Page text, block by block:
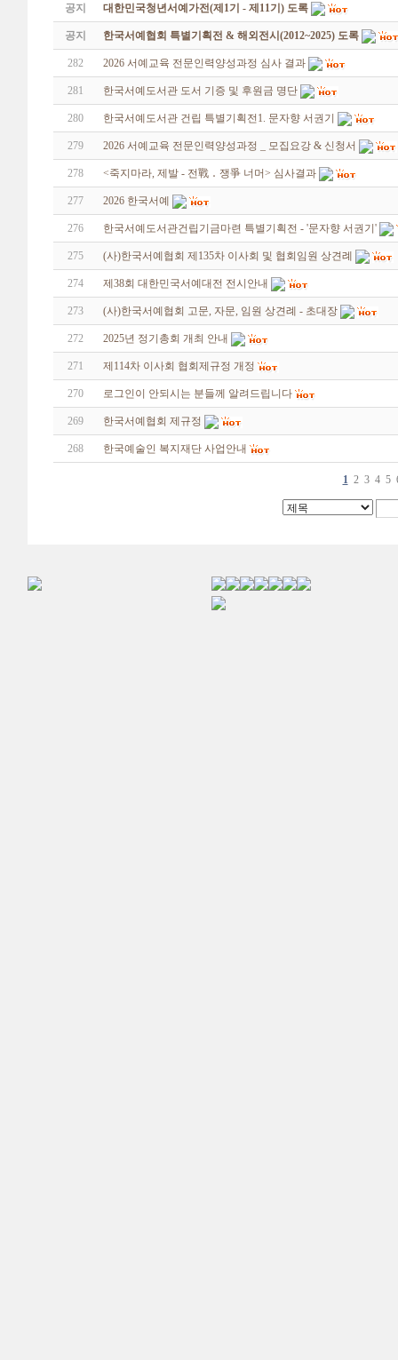
공지 대한민국청년서예가전(제1기 - 제11기) 도록
공지 한국서예협회 특별기획전 & 해외전시(2012~2025) 도록
282 2026 서예교육 전문인력양성과정 심사 결과
281 한국서예도서관 도서 기증 및 후원금 명단
280 한국서예도서관 건립 특별기획전1. 문자향 서권기
279 2026 서예교육 전문인력양성과정 _ 모집요강 & 신청서
278 <죽지마라, 제발 - 전戰 ․ 쟁爭 너머> 심사결과
277 2026 한국서예
276 한국서예도서관건립기금마련 특별기획전 - '문자향 서권기'
275 (사)한국서예협회 제135차 이사회 및 협회임원 상견례
274 제38회 대한민국서예대전 전시안내
273 (사)한국서예협회 고문, 자문, 임원 상견례 - 초대장
272 2025년 정기총회 개최 안내
271 제114차 이사회 협회제규정 개정
270 로그인이 안되시는 분들께 알려드립니다
269 한국서예협회 제규정
268 한국예술인 복지재단 사업안내
1 2 3 4 5